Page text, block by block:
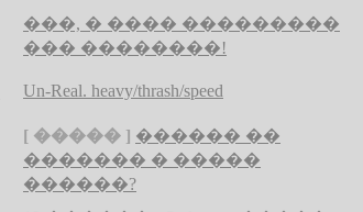
���, � ���� ���������
��� ��������!
Un-Real. heavy/thrash/speed
[ ����� ] ������ ��
������� � �����
������?